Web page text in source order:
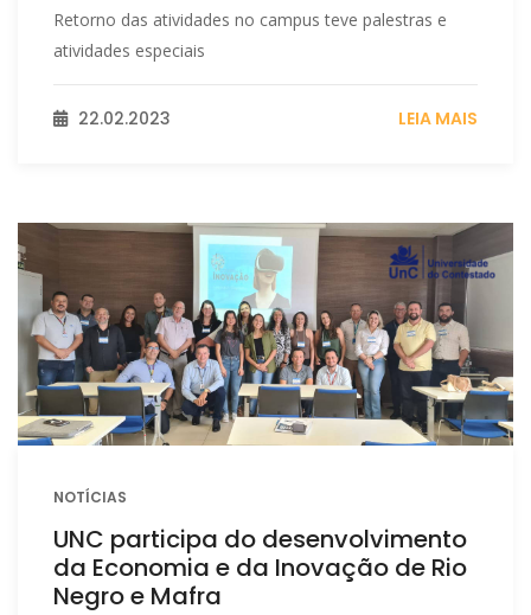
Retorno das atividades no campus teve palestras e
atividades especiais
22.02.2023 LEIA MAIS
NOTÍCIAS
UNC participa do desenvolvimento
da Economia e da Inovação de Rio
Negro e Mafra